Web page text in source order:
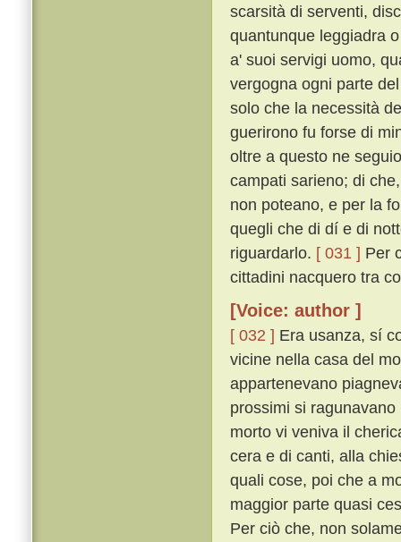
scarsità di serventi,
quantunque leggiadra
a' suoi servigi uomo,
vergogna ogni parte
solo che la necessità
guerirono fu forse di
oltre a questo ne
campati sarieno; di
non poteano, e per la
quegli che di dí e di
riguardarlo. [ 031 ] Per
cittadini nacquero tra
[Voice: author ]
[ 032 ] Era usanza, sí
vicine nella casa del
appartenevano
prossimi si
morto vi veniva il
cera e di canti, alla
quali cose, poi che a
maggior parte quasi
Per ciò che, non